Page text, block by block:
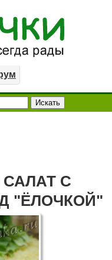
С
"ЁЛОЧКОЙ"